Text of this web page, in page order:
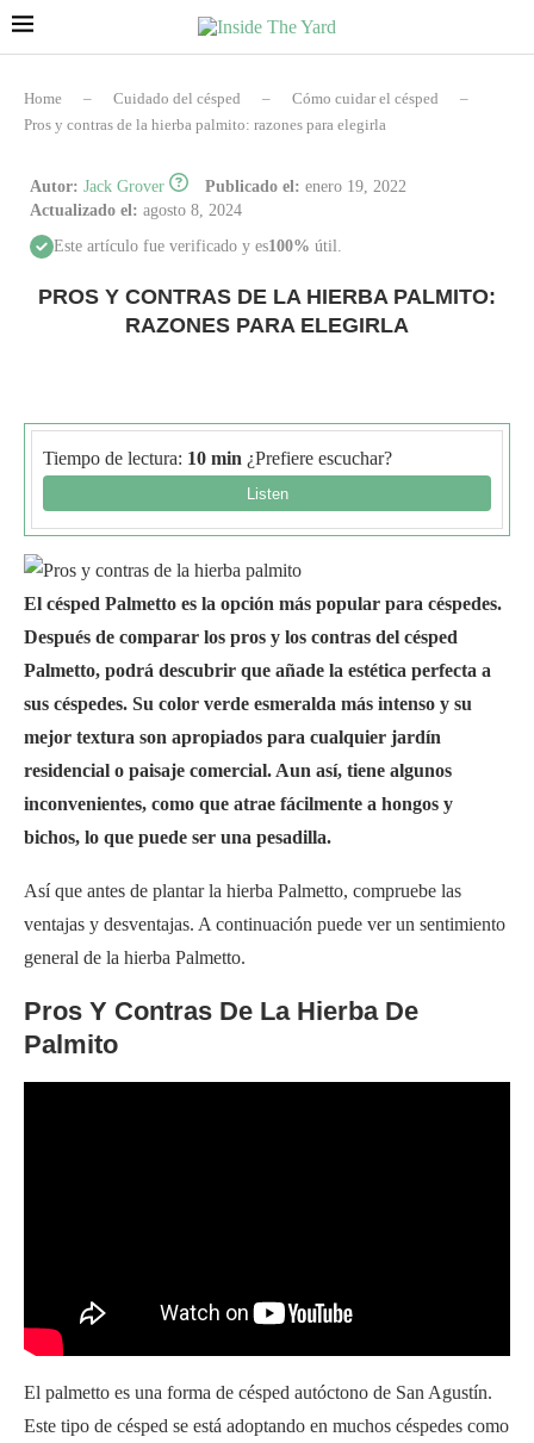
Home – Cuidado del césped – Cómo cuidar el césped
–
Pros y contras de la hierba palmito: razones para elegirla
Autor: Jack Grover Publicado el: enero 19, 2022
Actualizado el: agosto 8, 2024
Este artículo fue verificado y es100% útil.
PROS Y CONTRAS DE LA HIERBA PALMITO:
RAZONES PARA ELEGIRLA
Tiempo de lectura: 10 min ¿Prefiere escuchar?
El césped Palmetto es la opción más popular para céspedes.
Después de comparar los pros y los contras del césped
Palmetto, podrá descubrir que añade la estética perfecta a
sus céspedes. Su color verde esmeralda más intenso y su
mejor textura son apropiados para cualquier jardín
residencial o paisaje comercial. Aun así, tiene algunos
inconvenientes, como que atrae fácilmente a hongos y
bichos, lo que puede ser una pesadilla.
Así que antes de plantar la hierba Palmetto, compruebe las
ventajas y desventajas. A continuación puede ver un sentimiento
general de la hierba Palmetto.
Pros Y Contras De La Hierba De
Palmito
El palmetto es una forma de césped autóctono de San Agustín.
Este tipo de césped se está adoptando en muchos céspedes como